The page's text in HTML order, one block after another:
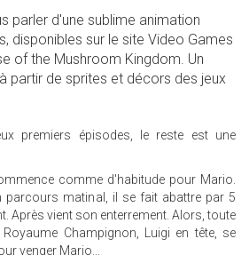
parler d'une sublime animation
disponibles sur le site Video Games
of the Mushroom Kingdom. Un
partir de sprites et décors des jeux
premiers épisodes, le reste est une
comme d'habitude pour Mario.
matinal, il se fait abattre par 5
Après vient son enterrement. Alors, toute
Champignon, Luigi en tête, se
venger Mario...